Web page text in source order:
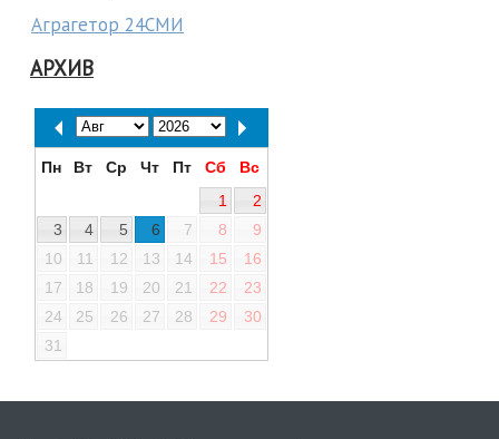
Аграгетор 24СМИ
АРХИВ
Пн Вт Ср Чт Пт Сб
Вс
1
2
3
4 5 6 7 8
9
10
11 12 13 14 15
16
17
18 19 20 21 22
23
24
25 26 27 28 29
30
31